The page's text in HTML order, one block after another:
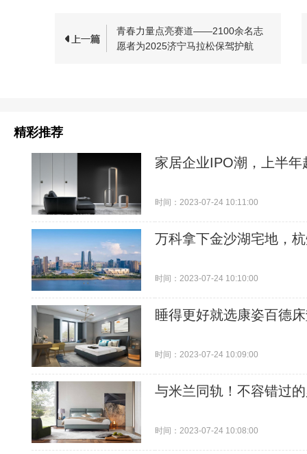
青春力量点亮赛道——2100余名志
愿者为2025济宁马拉松保驾护航
精彩推荐
家居企业IPO潮，上半
时间：2023-07-24 10:11:00
万科拿下金沙湖宅地，
时间：2023-07-24 10:10:00
睡得更好就选康姿百德
时间：2023-07-24 10:09:00
与米兰同轨！不容错过
时间：2023-07-24 10:08:00